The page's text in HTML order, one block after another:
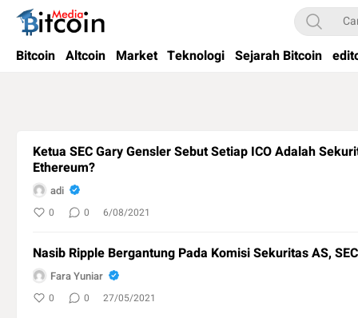
Bitcoin Media Indonesia
Media Bitcoin dan Cryptocurrency, dan Blockchain di Indonesia
Bitcoin Altcoin Market Teknologi Sejarah Bitcoin
Ketua SEC Gary Gensler Sebut Setiap ICO Adalah
Ethereum?
adi
0 0 6/08/2021
Nasib Ripple Bergantung Pada Komisi Sekuritas AS, SEC
Fara Yuniar
0 0 27/05/2021